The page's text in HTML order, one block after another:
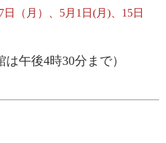
（月）、5月1日(月)、15日
午後4時30分まで）